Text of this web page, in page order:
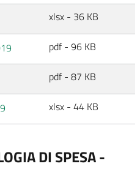
xlsx - 36 KB
pdf - 96 KB
pdf - 87 KB
xlsx - 44 KB
DI SPESA -